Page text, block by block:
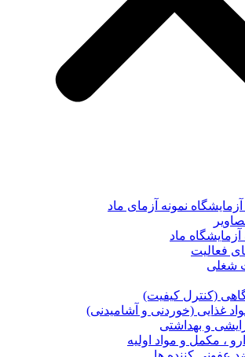
نمونه آزمای ماد
آزمایشگاه ماد
فعالیت
شغلی
(کنترل کیفیت)
غذایی (خوردنی و آشامیدنی)
و بهداشتی
، مکمل و مواد اولیه